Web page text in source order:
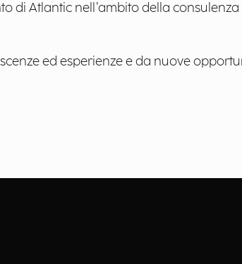
di Atlantic nell’ambito della
ed esperienze e da nuove